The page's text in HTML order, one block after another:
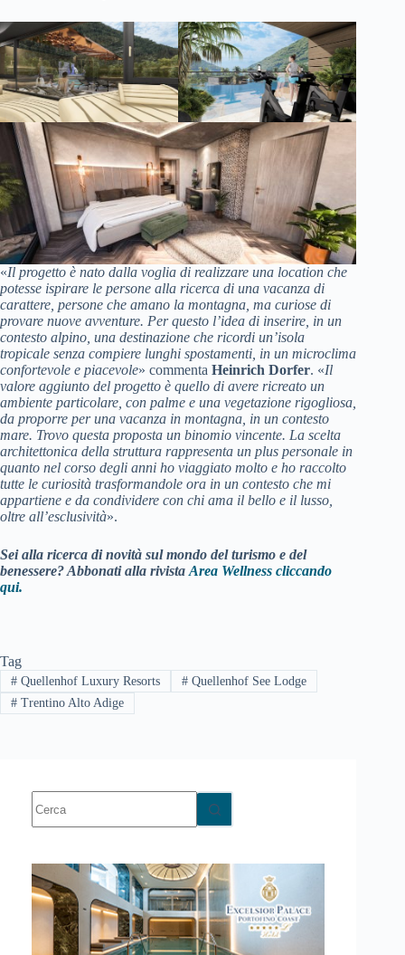
«Il progetto è nato dalla voglia di realizzare una location che
potesse ispirare le persone alla ricerca di una vacanza di
carattere, persone che amano la montagna, ma curiose di
provare nuove avventure. Per questo l’idea di inserire, in un
contesto alpino, una destinazione che ricordi un’isola
tropicale senza compiere lunghi spostamenti, in un microclima
confortevole e piacevole» commenta Heinrich Dorfer. «Il
valore aggiunto del progetto è quello di avere ricreato un
ambiente particolare, con palme e una vegetazione rigogliosa,
da proporre per una vacanza in montagna, in un contesto
mare. Trovo questa proposta un binomio vincente. La scelta
architettonica della struttura rappresenta un plus personale in
quanto nel corso degli anni ho viaggiato molto e ho raccolto
tutte le curiosità trasformandole ora in un contesto che mi
appartiene e da condividere con chi ama il bello e il lusso,
oltre all’esclusività».
Sei alla ricerca di novità sul mondo del turismo e del
benessere? Abbonati alla rivistaArea Wellness cliccando
qui.
Tag
#Quellenhof Luxury Resorts #Quellenhof See Lodge
#Trentino Alto Adige
risultato